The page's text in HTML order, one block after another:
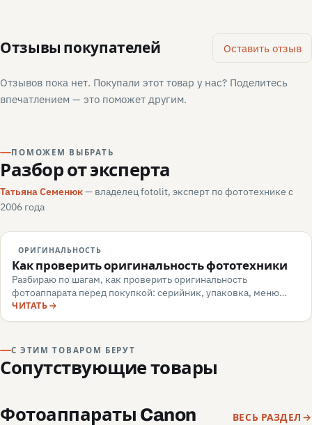
Отзывы покупателей Оставить отзыв
Отзывов пока нет. Покупали этот товар у нас? Поделитесь
впечатлением — это поможет другим.
ПОМОЖЕМ ВЫБРАТЬ
Разбор от эксперта
Татьяна Семенюк— владелец fotolit, эксперт по фототехнике с
2006 года
ОРИГИНАЛЬНОСТЬ
Как проверить оригинальность фототехники
Разбираю по шагам, как проверить оригинальность
фотоаппарата перед покупкой: серийник, упаковка, меню
камеры, маркировка, документы — и какие красные флаги
говорят о подделке или сером импорте.
ЧИТАТЬ
С ЭТИМ ТОВАРОМ БЕРУТ
Сопутствующие товары
Фотоаппараты Canon ВЕСЬ РАЗДЕЛ